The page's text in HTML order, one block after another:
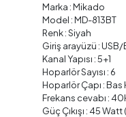
Marka : Mikado
Model : MD-813BT
Renk : Siyah
Giriş arayüzü :
Kanal Yapısı : 5+1
Hoparlör Sayısı : 6
Hoparlör Çapı :
Frekans cevabı :
Güç Çıkışı : 45